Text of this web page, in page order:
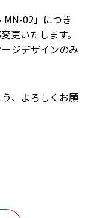
MN-02」につき
更いたします。
ジデザインのみ
、よろしくお願